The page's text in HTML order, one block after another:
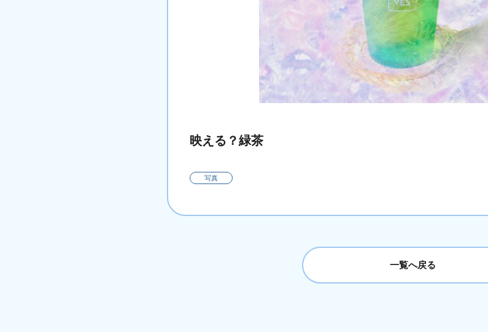
映える？緑茶
写真
一覧へ戻る